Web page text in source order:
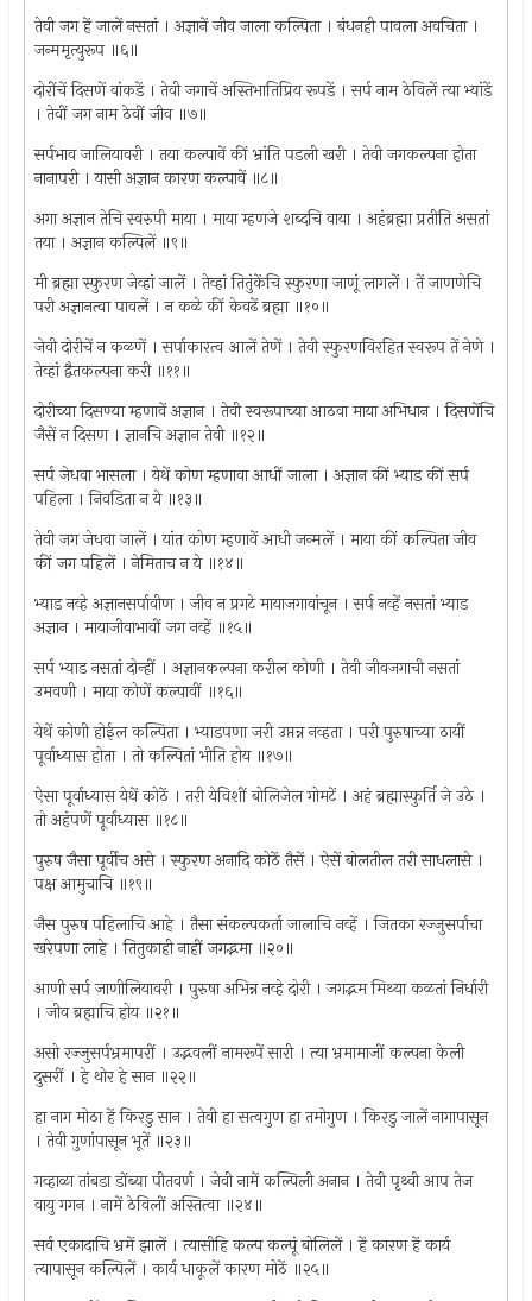
तेवी जग हें जालें नसतां । अज्ञानें जीव जाला कल्पिता । बंधनही पावला अवचिता ।
जन्ममृत्युरूप ॥६॥
दोरींचें दिसणें वांकडें । तेवी जगाचें अस्तिभातिप्रिय रूपडें । सर्प नाम ठेविलें त्या भ्यांडें
। तेवीं जग नाम ठेवीं जीव ॥७॥
सर्पभाव जालियावरी । तया कल्पावें कीं भ्रांति पडली खरी । तेवी जगकल्पना होता
नानापरी । यासी अज्ञान कारण कल्पावें ॥८॥
अगा अज्ञान तेचि स्वरुपी माया । माया म्हणजे शब्दचि वाया । अहंब्रह्मा प्रतीति असतां
तया । अज्ञान कल्पिलें ॥९॥
मी ब्रह्मा स्फुरण जेव्हां जालें । तेव्हां तितुंकेंचि स्फुरणा जाणूं लागलें । तें जाणणेचि
परी अज्ञानत्वा पावलें । न कळे कीं केवढें ब्रह्मा ॥१०॥
जेवी दोरीचें न कळणें । सर्पाकारत्व आलें तेणें । तेवी स्फुरणविरहित स्वरूप तें नेणे ।
तेव्हां द्वैतकल्पना करी ॥११॥
दोरीच्या दिसण्या म्हणावें अज्ञान । तेवी स्वरूपाच्या आठवा माया अभिधान । दिसणेंचि
जैसें न दिसण । ज्ञानचि अज्ञान तेवी ॥१२॥
सर्प जेधवा भासला । येथें कोण म्हणावा आधीं जाला । अज्ञान कीं भ्याड कीं सर्प
पहिला । निवडिता न ये ॥१३॥
तेवी जग जेधवा जालें । यांत कोण म्हणावें आधी जन्मलें । माया कीं कल्पिता जीव
कीं जग पहिलें । नेमिताच न ये ॥१४॥
भ्याड नव्हे अज्ञानसर्पावीण । जीव न प्रगटे मायाजगावांचून । सर्प नव्हें नसतां भ्याड
अज्ञान । मायाजीवाभावीं जग नव्हें ॥१५॥
सर्प भ्याड नसतां दोन्हीं । अज्ञानकल्पना करील कोणी । तेवी जीवजगाची नसतां
उमवणी । माया कोणें कल्पावीं ॥१६॥
येथें कोणी होईल कल्पिता । भ्याडपणा जरी उप्तन्न नव्हता । परी पुरुषाच्या ठायीं
पूर्वाध्यास होता । तो कल्पितां भीति होय ॥१७॥
ऐसा पूर्वाध्यास येथें कोठें । तरी येविशीं बोलिजेल गोमटें । अहं ब्रह्मास्फुर्ति जे उठे ।
तो अहंपणें पूर्वाध्यास ॥१८॥
पुरुष जैसा पूर्वीच असे । स्फुरण अनादि कोठें तैसें । ऐसें बोलतील तरी साधलासे ।
पक्ष आमुचाचि ॥१९॥
जैस पुरुष पहिलाचि आहे । तैसा संकल्पकर्ता जालाचि नव्हें । जितका रज्जुसर्पाचा
खरेपणा लाहे । तितुकाही नाहीं जगद्भमा ॥२०॥
आणी सर्प जाणीलियावरी । पुरुषा अभिन्न नव्हे दोरी । जगद्भम मिथ्या कळतां निर्धारी
। जीव ब्रह्माचि होय ॥२१॥
असो रज्जुसर्पभ्रमापरीं । उद्भवलीं नामरूपें सारी । त्या भ्रमामाजीं कल्पना केली
दुसरीं । हे थोर हे सान ॥२२॥
हा नाग मोठा हें किरडु सान । तेवी हा सत्वगुण हा तमोगुण । किरडु जालें नागापासून
। तेवी गुणांपासून भूतें ॥२३॥
गव्हाळा तांबडा डोंब्या पीतवर्ण । जेवी नामें कल्पिली अनान । तेवी पृथ्वी आप तेज
वायु गगन । नामें ठेविलीं अस्तित्वा ॥२४॥
सर्व एकादाचि भ्रमें झालें । त्यासीहि कल्प कल्पूं बोलिलें । हें कारण हें कार्य
त्यापासून कल्पिलें । कार्य धाकूलें कारण मोठें ॥२५॥